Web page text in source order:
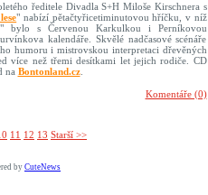
ředitele Divadla S+H Miloše Kirschnera s
" nabízí pětačtyřicetiminutovou hříčku, v níž
bylo s Červenou Karkulkou i Perníkovou
kalendáře. Skvělé nadčasové scénáře
humoru i mistrovskou interpretaci dřevěných
více než třemi desítkami let jejich rodiče. CD
na Bontonland.cz.
Komentáře (0)
11 12 13 Starší >>
by CuteNews